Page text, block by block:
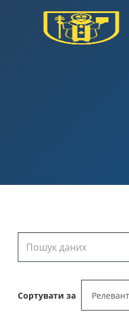
Сортувати за